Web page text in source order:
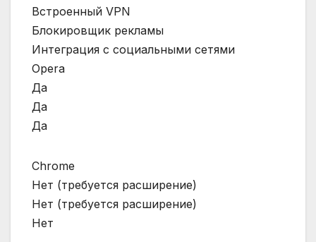
Встроенный VPN
Блокировщик рекламы
Интеграция с социальными сетями
Opera
Да
Да
Да
Chrome
Нет (требуется расширение)
Нет (требуется расширение)
Нет